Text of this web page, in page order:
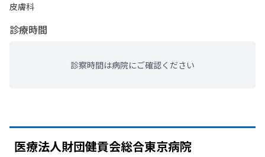
皮膚科
診療時間
診察時間は病院にご確認ください
医療法人財団健貢会総合東京病院